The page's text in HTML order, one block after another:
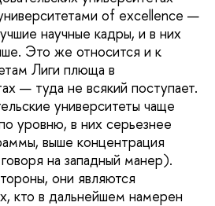
of excellence —
научные кадры, и в них
Это же относится и к
Лиги плюща в
— туда не всякий поступает.
университеты чаще
уровню, в них серьезнее
выше концентрация
на западный манер).
они являются
кто в дальнейшем намерен